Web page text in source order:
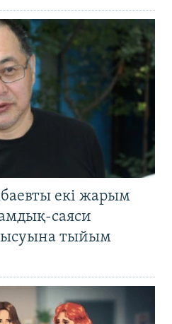
екі жарым
саяси
тыйым